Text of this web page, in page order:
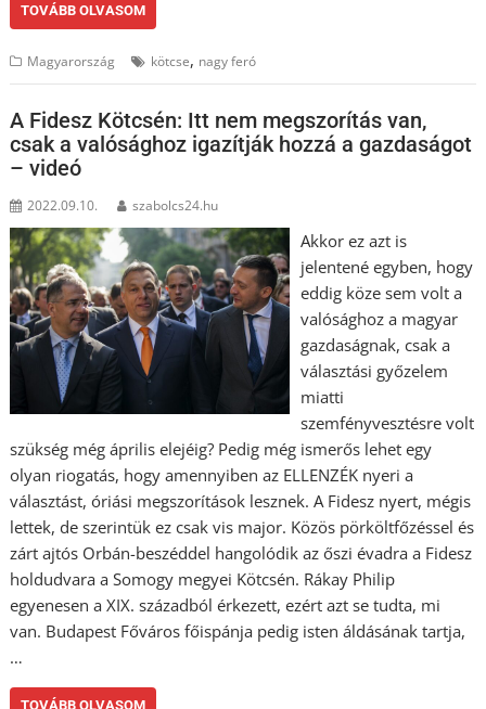
TOVÁBB OLVASOM
Magyarország kötcse, nagy feró
A Fidesz Kötcsén: Itt nem megszorítás van,
csak a valósághoz igazítják hozzá a gazdaságot
– videó
2022.09.10. szabolcs24.hu
Akkor ez azt is
jelentené egyben, hogy
eddig köze sem volt a
valósághoz a magyar
gazdaságnak, csak a
választási győzelem
miatti
szemfényvesztésre volt
szükség még április elejéig? Pedig még ismerős lehet egy
olyan riogatás, hogy amennyiben az ELLENZÉK nyeri a
választást, óriási megszorítások lesznek. A Fidesz nyert, mégis
lettek, de szerintük ez csak vis major. Közös pörköltfőzéssel és
zárt ajtós Orbán-beszéddel hangolódik az őszi évadra a Fidesz
holdudvara a Somogy megyei Kötcsén. Rákay Philip
egyenesen a XIX. századból érkezett, ezért azt se tudta, mi
van. Budapest Főváros főispánja pedig isten áldásának tartja,
…
TOVÁBB OLVASOM